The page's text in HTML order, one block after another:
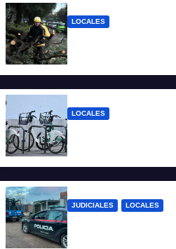
LOCALES
LOCALES
JUDICIALES LOCALES